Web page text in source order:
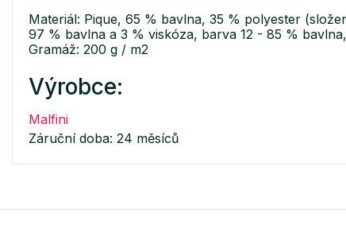
Materiál: Pique, 65 % bavlna, 35 % polyester
97 % bavlna a 3 % viskóza, barva 12 - 85 %
Gramáž: 200 g / m2
Výrobce:
Malfini
Záruční doba: 24 měsíců